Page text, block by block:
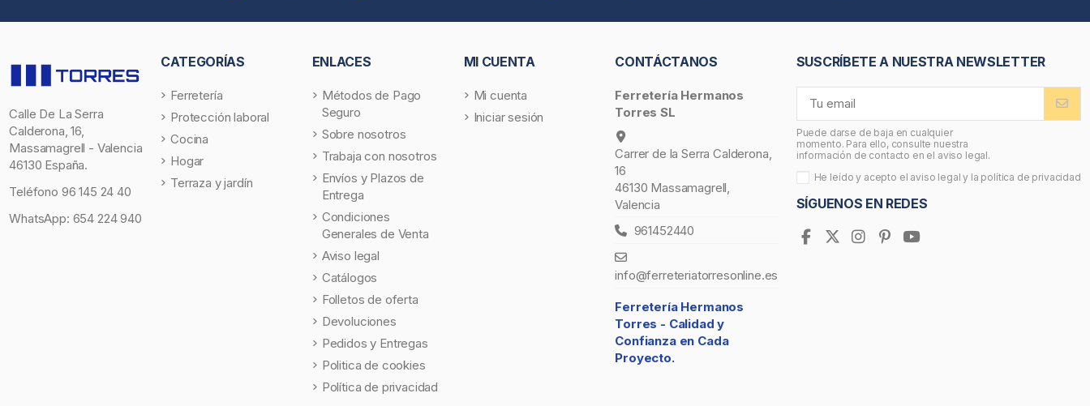
Calle De La Serra
Calderona, 16,
Massamagrell - Valencia
46130 España.
Teléfono 96 145 24 40
WhatsApp: 654 224 940
CATEGORÍAS
Ferretería
Protección laboral
Cocina
Hogar
Terraza y jardín
ENLACES
Métodos de Pago
Seguro
Sobre nosotros
Trabaja con nosotros
Envíos y Plazos de
Entrega
Condiciones
Generales de Venta
Aviso legal
Catálogos
Folletos de oferta
Devoluciones
Pedidos y Entregas
Politica de cookies
Política de privacidad
MI CUENTA
Mi cuenta
Iniciar sesión
CONTÁCTANOS
Ferretería Hermanos
Torres SL
Carrer de la Serra Calderona,
16
46130 Massamagrell,
Valencia
961452440
info@ferreteriatorresonline.es
Ferretería Hermanos
Torres - Calidad y
Confianza en Cada
Proyecto.
SUSCRÍBETE A NUESTRA NEWSLETTER
Puede darse de baja en cualquier
momento. Para ello, consulte nuestra
información de contacto en el aviso legal.
He leído y acepto el aviso legal y la política de privacidad
SÍGUENOS EN REDES